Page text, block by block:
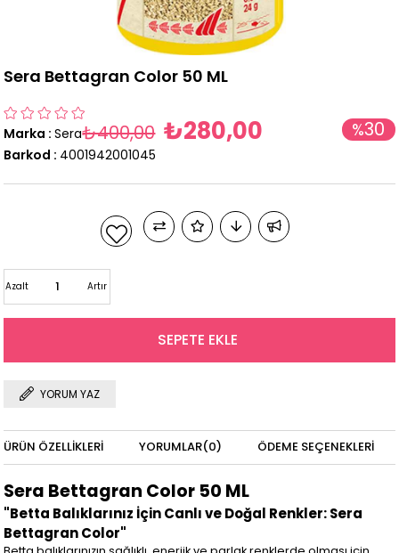
Sera Bettagran Color 50 ML
Marka : Sera %30
₺400,00 ₺280,00
Barkod : 4001942001045
Artır
Azalt
YORUM YAZ
ÜRÜN ÖZELLIKLERI YORUMLAR(0) ÖDEME SEÇENEKLERI
Sera Bettagran Color 50 ML
"Betta Balıklarınız İçin Canlı ve Doğal Renkler: Sera
Bettagran Color"